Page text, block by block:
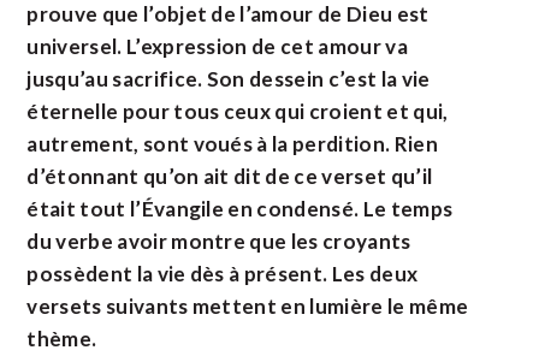
prouve que l’objet de l’amour de Dieu est
universel. L’expression de cet amour va
jusqu’au sacrifice. Son dessein c’est la vie
éternelle pour tous ceux qui croient et qui,
autrement, sont voués à la perdition. Rien
d’étonnant qu’on ait dit de ce verset qu’il
était tout l’Évangile en condensé. Le temps
du verbe avoir montre que les croyants
possèdent la vie dès à présent. Les deux
versets suivants mettent en lumière le même
thème.